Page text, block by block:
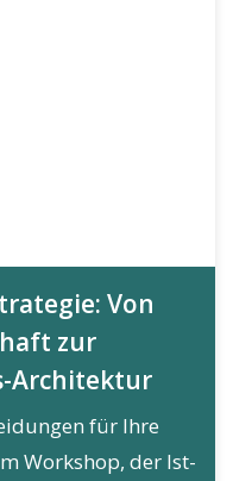
Von
zur
Architektur
für Ihre
Workshop, der Ist-